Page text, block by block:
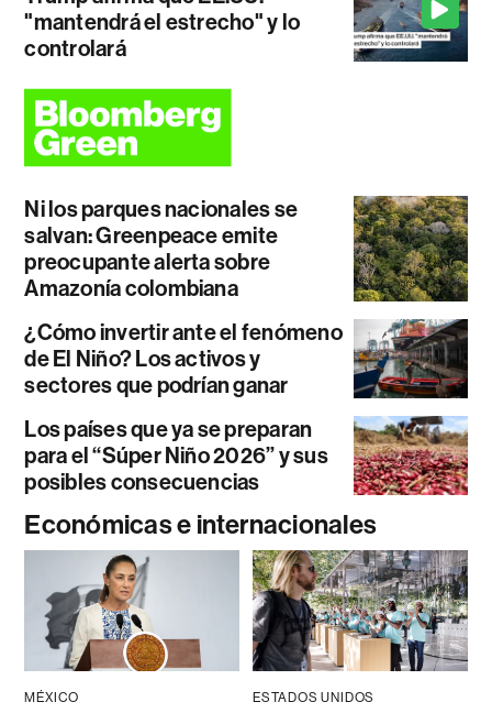
"mantendrá el estrecho" y lo
controlará
Ni los parques nacionales se
salvan: Greenpeace emite
preocupante alerta sobre
Amazonía colombiana
¿Cómo invertir ante el fenómeno
de El Niño? Los activos y
sectores que podrían ganar
Los países que ya se preparan
para el “Súper Niño 2026” y sus
posibles consecuencias
Económicas e internacionales
MÉXICO ESTADOS UNIDOS